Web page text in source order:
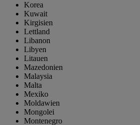
Korea
Kuwait
Kirgisien
Lettland
Libanon
Libyen
Litauen
Mazedonien
Malaysia
Malta
Mexiko
Moldawien
Mongolei
Montenegro